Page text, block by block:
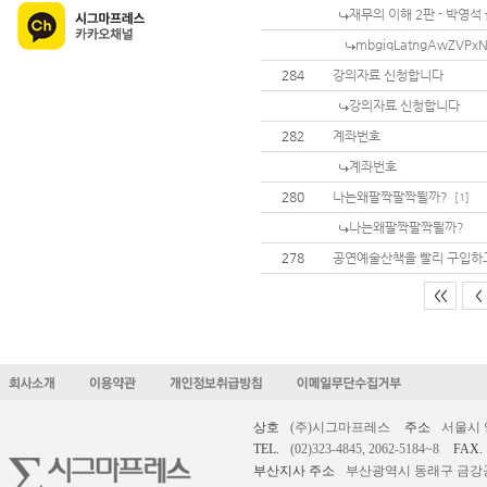
재무의 이해 2판 - 박영석
mbgiqLatngAwZVPxN
284
강의자료 신청합니다
강의자료 신청합니다
282
계좌번호
계좌번호
280
나는왜팔짝팔짝뛸까? [1]
나는왜팔짝팔짝뛸까?
278
공연예술산책을 빨리 구입
<< <
상호 (주)시그마프레스 주소
서울시
TEL.
(02)323-4845, 2062-5184~8
FAX.
부산지사 주소
부산광역시 동래구 금강